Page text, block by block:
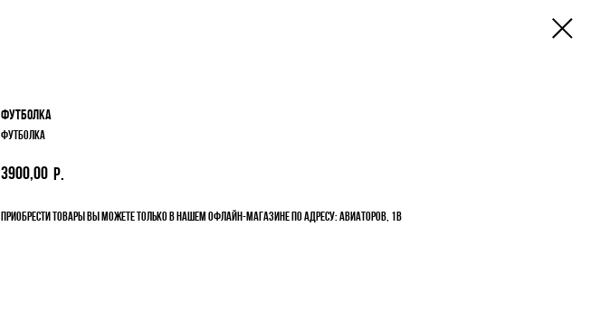
Футболка
Футболка
3900,00 р.
Приобрести товары вы можете только в нашем офлайн-магазине по адресу: Авиаторов, 1В